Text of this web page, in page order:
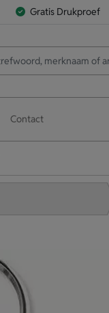
Gratis Drukproef
Contact